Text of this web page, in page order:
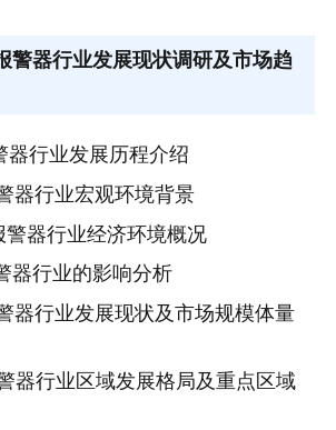
警器行业发展现状调研及市场趋
器行业发展历程介绍
器行业宏观环境背景
警器行业经济环境概况
器行业的影响分析
器行业发展现状及市场规模体量
器行业区域发展格局及重点区域